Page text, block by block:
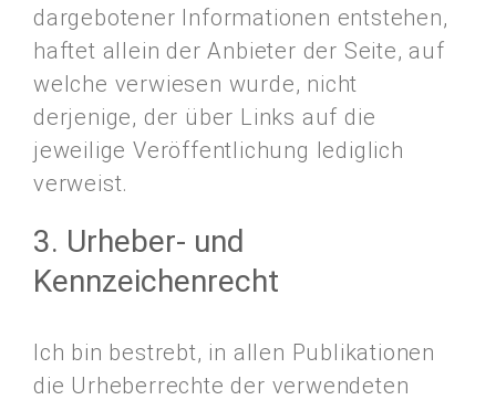
dargebotener Informationen entstehen,
haftet allein der Anbieter der Seite, auf
welche verwiesen wurde, nicht
derjenige, der über Links auf die
jeweilige Veröffentlichung lediglich
verweist.
3. Urheber- und
Kennzeichenrecht
Ich bin bestrebt, in allen Publikationen
die Urheberrechte der verwendeten